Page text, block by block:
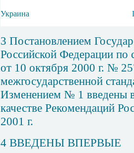
Украина
3 Постановлением
Российской Федерации по
от 10 октября 2000 г. №
межгосударственной
Изменением № 1 введены в
качестве Рекомендаций
2001 г.
4 ВВЕДЕНЫ ВПЕРВЫЕ